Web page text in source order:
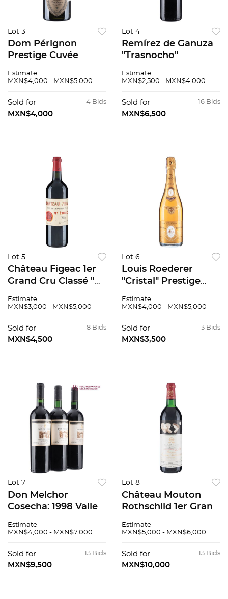
Lot 3
Dom Pérignon
Prestige Cuvée
Champagne, Francia
Estimate
MXN$4,000 - MXN$5,000
4 Bids
Sold for
MXN$4,000
Lot 4
Remírez de Ganuza
"Trasnocho"
2007 Rioja, España
/ 100 1500 ml
Estimate
MXN$2,500 - MXN$4,000
16 Bids
Sold for
MXN$6,500
Lot 5
Château Figeac 1er
Grand Cru Classé "B"
Émilion, Francia
/ 100
Estimate
MXN$3,000 - MXN$5,000
8 Bids
Sold for
MXN$4,500
Lot 6
Louis Roederer
"Cristal" Prestige
Champagne, Francia
Estimate
MXN$4,000 - MXN$5,000
3 Bids
Sold for
MXN$3,500
Lot 7
Don Melchor
Cosecha: 1998 Valle
Niveles: en el cuello
Estimate
MXN$4,000 - MXN$7,000
13 Bids
Sold for
MXN$9,500
Lot 8
Château Mouton
Rothschild 1er Grand
1986 Pauillac,
punta del hombro
100 / 100
Estimate
MXN$5,000 - MXN$6,000
13 Bids
Sold for
MXN$10,000